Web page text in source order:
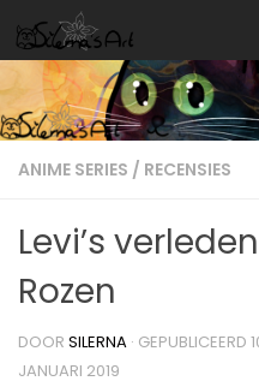
Skip to content
ANIME SERIES / RECENSIES
Levi’s
Rozen
DOOR SILERNA · GEPUBLICEERD
JANUARI 2019